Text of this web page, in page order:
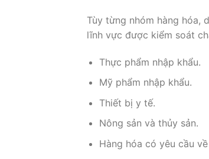
Tùy từng nhóm hàng hóa,
lĩnh vực được kiểm soát
Thực phẩm nhập khẩu.
Mỹ phẩm nhập khẩu.
Thiết bị y tế.
Nông sản và thủy sản.
Hàng hóa có yêu cầu